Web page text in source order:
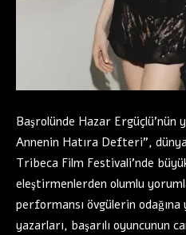
Başrolünde Hazar Ergüçlü’nün
Annenin Hatıra Defteri”,
Tribeca Film Festivali’nde
eleştirmenlerden olumlu
performansı övgülerin
yazarları, başarılı oyuncunun